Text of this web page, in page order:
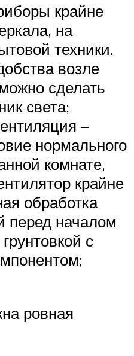
крайне
на
техники.
возле
сделать
света;
–
нормального
комнате,
крайне
обработка
перед началом
с
ровная